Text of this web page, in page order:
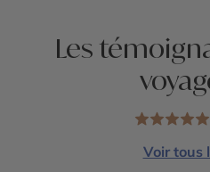
Les
Voir tous